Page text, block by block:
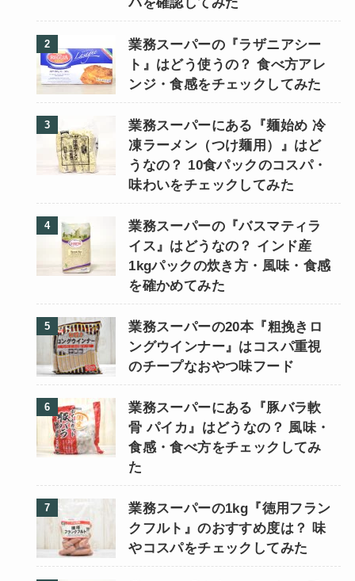
パを確認してみた
業務スーパーの『ラザニアシー
ト』はどう使うの？ 食べ方アレ
ンジ・食感をチェックしてみた
業務スーパーにある『麺始め 冷
凍ラーメン（つけ麺用）』はど
うなの？ 10食パックのコスパ・
味わいをチェックしてみた
業務スーパーの『バスマティラ
イス』はどうなの？ インド産
1kgパックの炊き方・風味・食感
を確かめてみた
業務スーパーの20本『粗挽きロ
ングウインナー』はコスパ重視
のチープなおやつ味フード
業務スーパーにある『豚バラ軟
骨 パイカ』はどうなの？ 風味・
食感・食べ方をチェックしてみ
た
業務スーパーの1kg『徳用フラン
クフルト』のおすすめ度は？ 味
やコスパをチェックしてみた